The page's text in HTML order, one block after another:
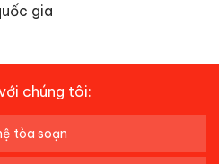
gia
chúng tôi:
tòa soạn